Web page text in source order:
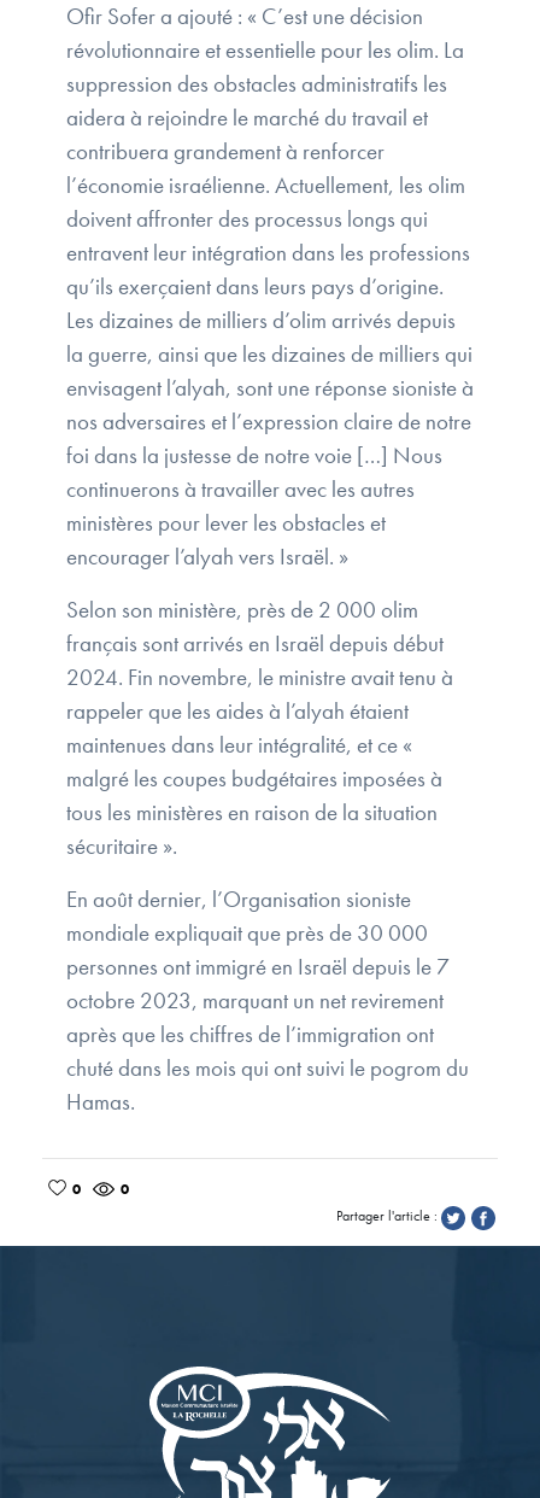
Ofir Sofer a ajouté : « C’est une décision
révolutionnaire et essentielle pour les olim. La
suppression des obstacles administratifs les
aidera à rejoindre le marché du travail et
contribuera grandement à renforcer
l’économie israélienne. Actuellement, les olim
doivent affronter des processus longs qui
entravent leur intégration dans les professions
qu’ils exerçaient dans leurs pays d’origine.
Les dizaines de milliers d’olim arrivés depuis
la guerre, ainsi que les dizaines de milliers qui
envisagent l’alyah, sont une réponse sioniste à
nos adversaires et l’expression claire de notre
foi dans la justesse de notre voie […] Nous
continuerons à travailler avec les autres
ministères pour lever les obstacles et
encourager l’alyah vers Israël. »
Selon son ministère, près de 2 000 olim
français sont arrivés en Israël depuis début
2024. Fin novembre, le ministre avait tenu à
rappeler que les aides à l’alyah étaient
maintenues dans leur intégralité, et ce «
malgré les coupes budgétaires imposées à
tous les ministères en raison de la situation
sécuritaire ».
En août dernier, l’Organisation sioniste
mondiale expliquait que près de 30 000
personnes ont immigré en Israël depuis le 7
octobre 2023, marquant un net revirement
après que les chiffres de l’immigration ont
chuté dans les mois qui ont suivi le pogrom du
Hamas.
0
0
Partager l'article :